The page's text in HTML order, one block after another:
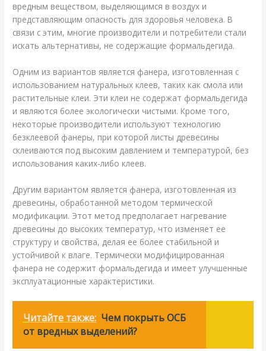
вредным веществом, выделяющимся в воздух и
представляющим опасность для здоровья человека. В
связи с этим, многие производители и потребители стали
искать альтернативы, не содержащие формальдегида.
Одним из вариантов является фанера, изготовленная с
использованием натуральных клеев, таких как смола или
растительные клеи. Эти клеи не содержат формальдегида
и являются более экологически чистыми. Кроме того,
некоторые производители используют технологию
безклеевой фанеры, при которой листы древесины
склеиваются под высоким давлением и температурой, без
использования каких-либо клеев.
Другим вариантом является фанера, изготовленная из
древесины, обработанной методом термической
модификации. Этот метод предполагает нагревание
древесины до высоких температур, что изменяет ее
структуру и свойства, делая ее более стабильной и
устойчивой к влаге. Термически модифицированная
фанера не содержит формальдегида и имеет улучшенные
эксплуатационные характеристики.
Читайте также: Чем покрыть ОСБ
от вредных выделений?